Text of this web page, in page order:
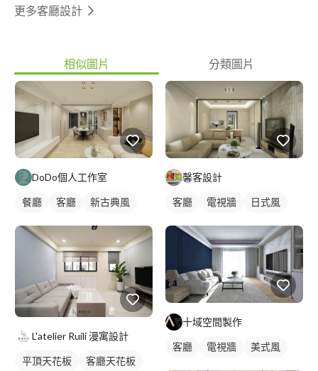
更多客廳設計
相似圖片 分類圖片
DoDo個人工作室
餐廳 客廳 新古典風
L'atelier Ruili 漫寓設計
平頂天花板 客廳天花板
馨客設計
客廳 電視牆 日式風
十域空間製作
客廳 電視牆 美式風